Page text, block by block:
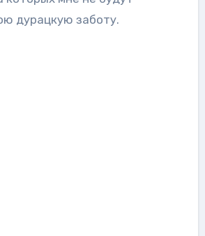
дурацкую заботу.